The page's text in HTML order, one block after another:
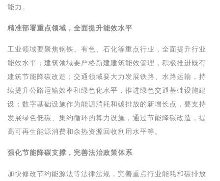
能力。
精准部署重点领域，全面提升能效水平
工业领域要聚焦钢铁、有色、石化等重点行业，全面提升行业
能效水平；建筑领域要严格新建建筑能效管理，积极推进既有
建筑节能降碳改造；交通领域要大力发展铁路、水路运输，持
续提升公路运输效率和绿色化水平，推进绿色交通基础设施建
设；数字基础设施作为能源消耗和碳排放的新增长点，要支持
发展绿色低碳、集约循环的算力设施，通过节能降碳改造，提
高可再生能源消费和余热资源回收利用水平等。
强化节能降碳支撑，完善法治政策体系
加快修改节约能源法等法律法规，完善重点行业能耗和碳排放